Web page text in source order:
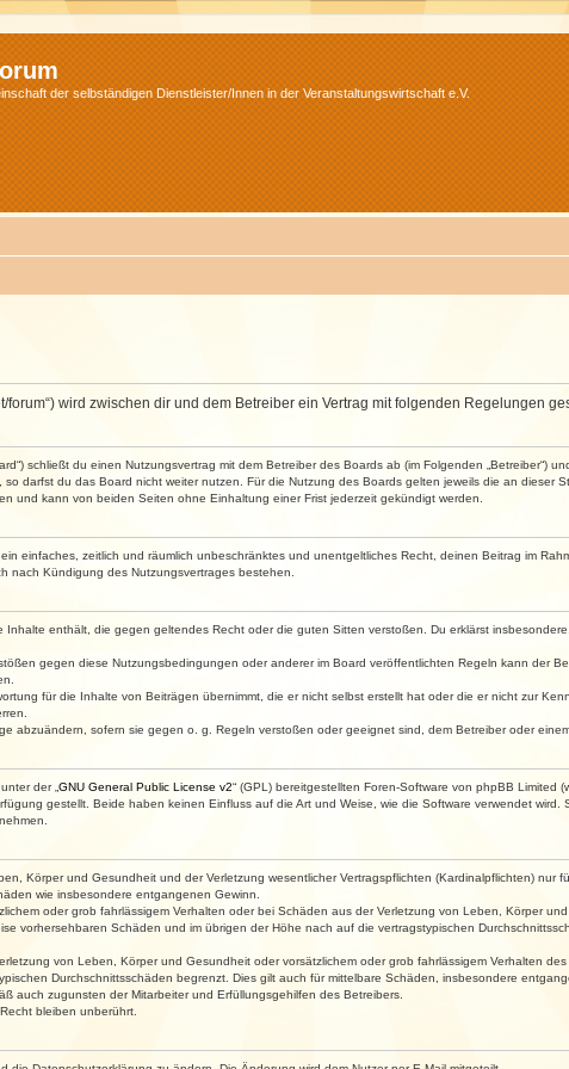
der selbständigen Dienstleister/Innen in der Veranstaltungswirtschaft e.V.
forum“) wird zwischen dir und dem Betreiber ein Vertrag mit folgenden Regelungen
schließt du einen Nutzungsvertrag mit dem Betreiber des Boards ab (im Folgenden „Betreiber“)
darfst du das Board nicht weiter nutzen. Für die Nutzung des Boards gelten jeweils die an dieser
und kann von beiden Seiten ohne Einhaltung einer Frist jederzeit gekündigt werden.
einfaches, zeitlich und räumlich unbeschränktes und unentgeltliches Recht, deinen Beitrag im
nach Kündigung des Nutzungsvertrages bestehen.
Inhalte enthält, die gegen geltendes Recht oder die guten Sitten verstoßen. Du erklärst
gegen diese Nutzungsbedingungen oder anderer im Board veröffentlichten Regeln kann der
für die Inhalte von Beiträgen übernimmt, die er nicht selbst erstellt hat oder die er nicht zur
abzuändern, sofern sie gegen o. g. Regeln verstoßen oder geeignet sind, dem Betreiber oder
der „ GNU General Public License v2“ (GPL) bereitgestellten Foren-Software von phpBB Limited
gestellt. Beide haben keinen Einfluss auf die Art und Weise, wie die Software verwendet
Körper und Gesundheit und der Verletzung wesentlicher Vertragspflichten (Kardinalpflichten) nur
wie insbesondere entgangenen Gewinn.
oder grob fahrlässigem Verhalten oder bei Schäden aus der Verletzung von Leben, Körper
vorhersehbaren Schäden und im übrigen der Höhe nach auf die vertragstypischen
von Leben, Körper und Gesundheit oder vorsätzlichem oder grob fahrlässigem Verhalten
Durchschnittsschäden begrenzt. Dies gilt auch für mittelbare Schäden, insbesondere
auch zugunsten der Mitarbeiter und Erfüllungsgehilfen des Betreibers.
bleiben unberührt.